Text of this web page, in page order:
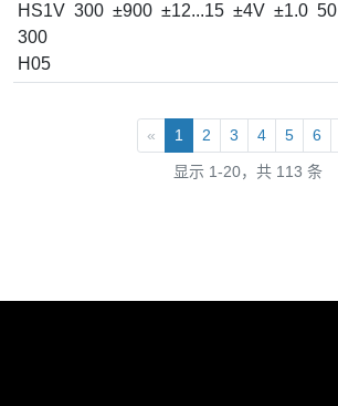
HS1V
300
H05
300 ±900 ±12...15 ±4V ±1.0 50
« 1 2 3 4 5 6
显示 1-20，共 113 条